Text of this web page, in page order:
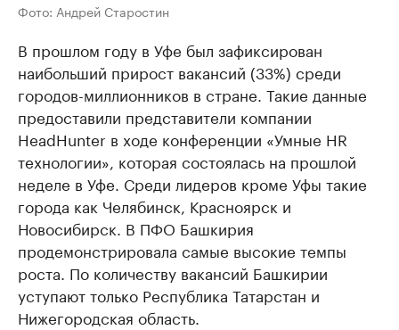
Фото: Андрей Старостин
В прошлом году в Уфе был зафиксирован
наибольший прирост вакансий (33%) среди
городов-миллионников в стране. Такие данные
предоставили представители компании
HeadHunter в ходе конференции «Умные HR
технологии», которая состоялась на прошлой
неделе в Уфе. Среди лидеров кроме Уфы такие
города как Челябинск, Красноярск и
Новосибирск. В ПФО Башкирия
продемонстрировала самые высокие темпы
роста. По количеству вакансий Башкирии
уступают только Республика Татарстан и
Нижегородская область.